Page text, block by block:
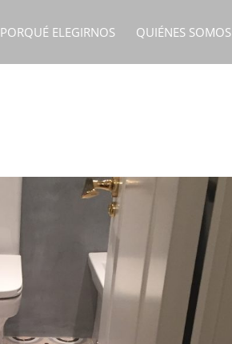
PORQUÉ ELEGIRNOS QUIÉNES SOMOS